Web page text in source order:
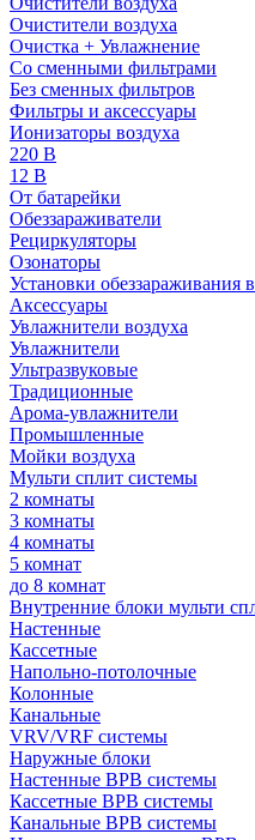
Очистители воздуха
Очистка + Увлажнение
Cо сменными фильтрами
Без сменных фильтров
Фильтры и аксессуары
Ионизаторы воздуха
220 В
12 В
От батарейки
Обеззараживатели
Рециркуляторы
Озонаторы
Установки обеззараживания
Аксессуары
Увлажнители воздуха
Увлажнители
Ультразвуковые
Традиционные
Арома-увлажнители
Промышленные
Мойки воздуха
Мульти сплит системы
2 комнаты
3 комнаты
4 комнаты
5 комнат
до 8 комнат
Внутренние блоки мульти
Настенные
Кассетные
Напольно-потолочные
Колонные
Канальные
VRV/VRF системы
Наружные блоки
Настенные ВРВ системы
Кассетные ВРВ системы
Канальные ВРВ системы